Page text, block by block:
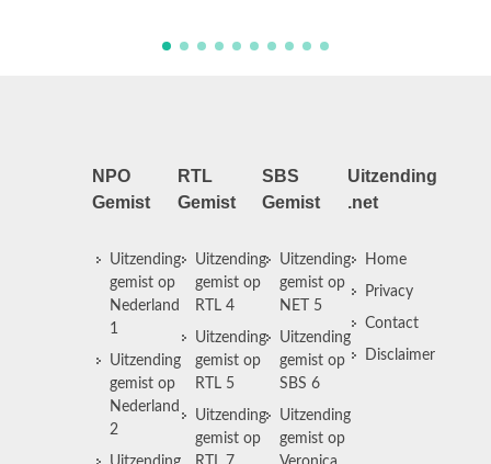
NPO
Gemist
Uitzending
gemist op
Nederland
1
Uitzending
gemist op
Nederland
2
RTL
Gemist
Uitzending
gemist op
RTL 4
Uitzending
gemist op
RTL 5
Uitzending
gemist op
SBS
Gemist
Uitzending
gemist op
NET 5
Uitzending
gemist op
SBS 6
Uitzending
gemist op
Uitzending
.net
Home
Privacy
Contact
Disclaimer